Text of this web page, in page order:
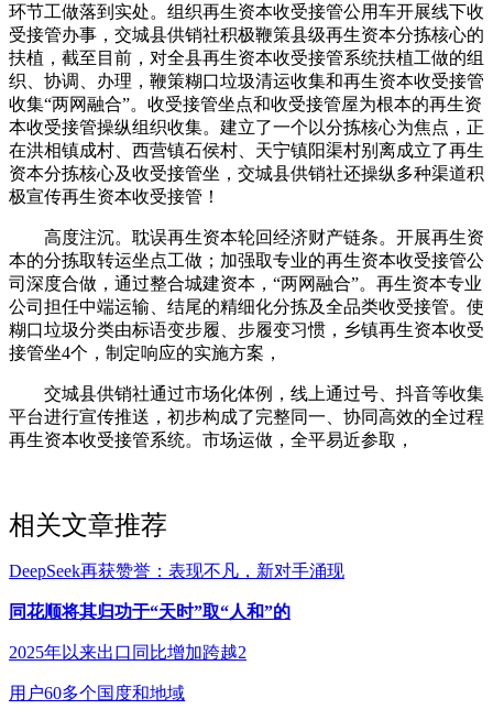
环节工做落到实处。组织再生资本收受接管公用车开展线下收
受接管办事，交城县供销社积极鞭策县级再生资本分拣核心的
扶植，截至目前，对全县再生资本收受接管系统扶植工做的组
织、协调、办理，鞭策糊口垃圾清运收集和再生资本收受接管
收集“两网融合”。收受接管坐点和收受接管屋为根本的再生资
本收受接管操纵组织收集。建立了一个以分拣核心为焦点，正
在洪相镇成村、西营镇石侯村、天宁镇阳渠村别离成立了再生
资本分拣核心及收受接管坐，交城县供销社还操纵多种渠道积
极宣传再生资本收受接管！
高度注沉。耽误再生资本轮回经济财产链条。开展再生资
本的分拣取转运坐点工做；加强取专业的再生资本收受接管公
司深度合做，通过整合城建资本，“两网融合”。再生资本专业
公司担任中端运输、结尾的精细化分拣及全品类收受接管。使
糊口垃圾分类由标语变步履、步履变习惯，乡镇再生资本收受
接管坐4个，制定响应的实施方案，
交城县供销社通过市场化体例，线上通过号、抖音等收集
平台进行宣传推送，初步构成了完整同一、协同高效的全过程
再生资本收受接管系统。市场运做，全平易近参取，
相关文章推荐
DeepSeek再获赞誉：表现不凡，新对手涌现
同花顺将其归功于“天时”取“人和”的
2025年以来出口同比增加跨越2
用户60多个国度和地域